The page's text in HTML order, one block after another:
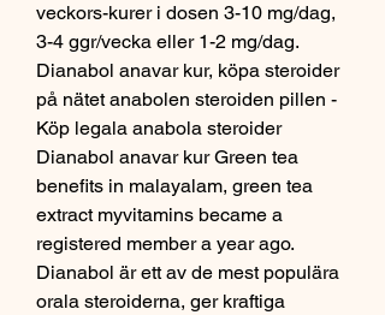
veckors-kurer i dosen 3-10 mg/dag,
3-4 ggr/vecka eller 1-2 mg/dag.
Dianabol anavar kur, köpa steroider
på nätet anabolen steroiden pillen -
Köp legala anabola steroider
Dianabol anavar kur Green tea
benefits in malayalam, green tea
extract myvitamins became a
registered member a year ago.
Dianabol är ett av de mest populära
orala steroiderna, ger kraftiga